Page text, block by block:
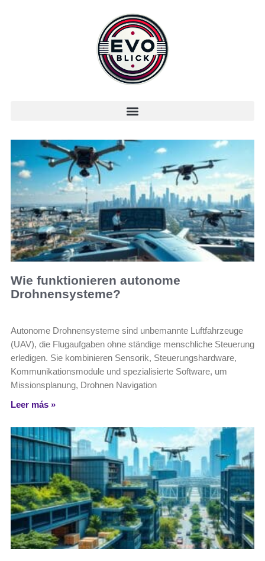
Wie funktionieren autonome
Drohnensysteme?
Autonome Drohnensysteme sind unbemannte Luftfahrzeuge
(UAV), die Flugaufgaben ohne ständige menschliche Steuerung
erledigen. Sie kombinieren Sensorik, Steuerungshardware,
Kommunikationsmodule und spezialisierte Software, um
Missionsplanung, Drohnen Navigation
Leer más »